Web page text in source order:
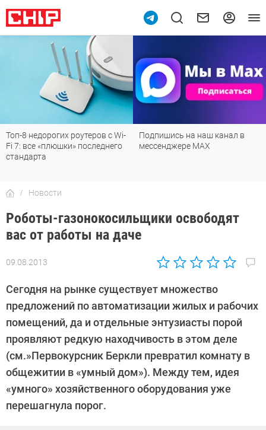
Топ-8 недорогих роутеров с Wi-
Fi 7: все «плюшки» последнего
стандарта
Подпишись на наш канал в
мессенджере МАХ
Новости
Роботы-газонокосильщики освободят
вас от работы на даче
09.08.2013
Автор:
Сегодня на рынке существует множество
предложений по автоматизации жилых и рабочих
помещений, да и отдельные энтузиасты порой
проявляют редкую находчивость в этом деле
(см.»Первокурсник Беркли превратил комнату в
общежитии в «умный дом»). Между тем, идея
«умного» хозяйственного оборудования уже
перешагнула порог.